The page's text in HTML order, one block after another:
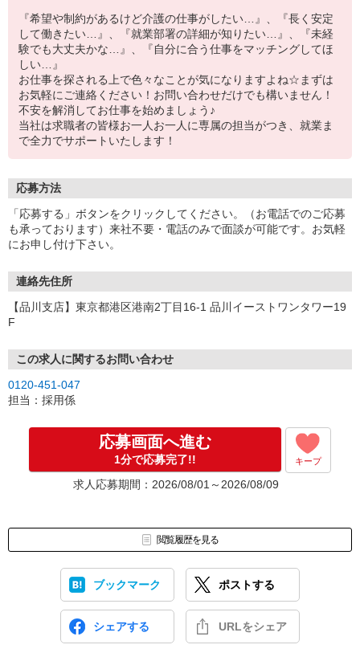
『希望や制約があるけど介護の仕事がしたい…』、『長く安定
して働きたい…』、『就業部署の詳細が知りたい…』、『未経
験でも大丈夫かな…』、『自分に合う仕事をマッチングしてほ
しい…』
お仕事を探される上で色々なことが気になりますよね☆まずは
お気軽にご連絡ください！お問い合わせだけでも構いません！
不安を解消してお仕事を始めましょう♪
当社は求職者の皆様お一人お一人に専属の担当がつき、就業ま
で全力でサポートいたします！
応募方法
「応募する」ボタンをクリックしてください。（お電話でのご応募
も承っております）来社不要・電話のみで面談が可能です。お気軽
にお申し付け下さい。
連絡先住所
【品川支店】東京都港区港南2丁目16-1 品川イーストワンタワー19
F
この求人に関するお問い合わせ
0120-451-047
担当：採用係
応募画面へ進む
1分で応募完了!! キープ
求人応募期間：2026/08/01～2026/08/09
閲覧履歴を見る
ブックマーク ポストする
シェアする URLをシェア